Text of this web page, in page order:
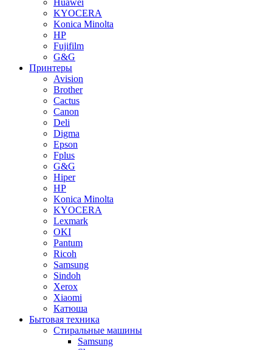
Huawei
KYOCERA
Konica Minolta
HP
Fujifilm
G&G
Принтеры
Avision
Brother
Cactus
Canon
Deli
Digma
Epson
Fplus
G&G
Hiper
HP
Konica Minolta
KYOCERA
Lexmark
OKI
Pantum
Ricoh
Samsung
Sindoh
Xerox
Xiaomi
Катюша
Бытовая техника
Стиральные машины
Samsung